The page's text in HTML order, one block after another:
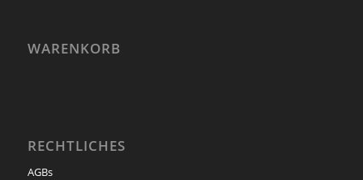
WARENKORB
RECHTLICHES
AGBs